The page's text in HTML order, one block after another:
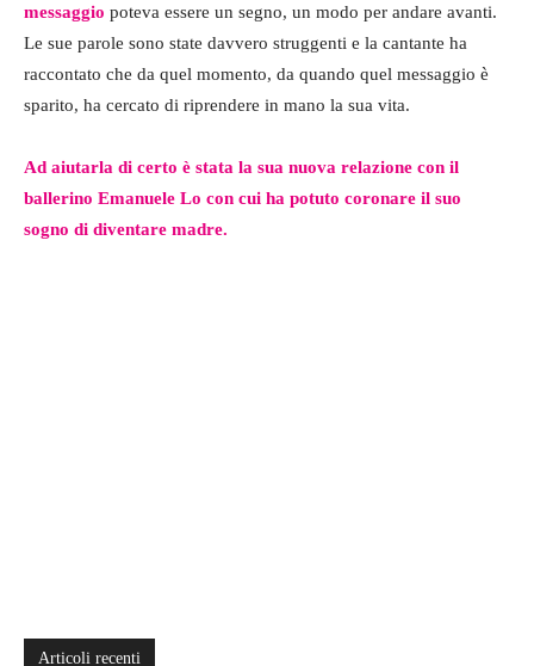
messaggio poteva essere un segno, un modo per andare avanti.
Le sue parole sono state davvero struggenti e la cantante ha
raccontato che da quel momento, da quando quel messaggio è
sparito, ha cercato di riprendere in mano la sua vita.
Ad aiutarla di certo è stata la sua nuova relazione con il
ballerino Emanuele Lo con cui ha potuto coronare il suo
sogno di diventare madre.
Articoli recenti